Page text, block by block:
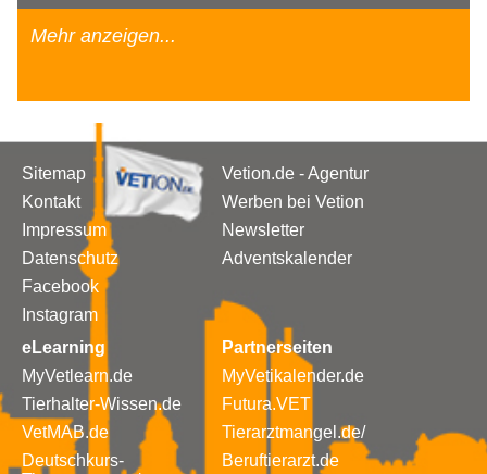
Mehr anzeigen...
Sitemap
Kontakt
Impressum
Datenschutz
Facebook
Instagram
Vetion.de - Agentur
Werben bei Vetion
Newsletter
Adventskalender
eLearning
MyVetlearn.de
Tierhalter-Wissen.de
VetMAB.de
Deutschkurs-
Partnerseiten
MyVetikalender.de
Futura.VET
Tierarztmangel.de/
Beruftierarzt.de